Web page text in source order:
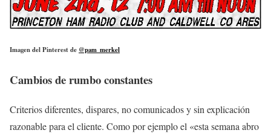
Imagen del Pinterest de @pam_merkel
Cambios de rumbo constantes
Criterios diferentes, dispares, no comunicados y sin explicación
razonable para el cliente. Como por ejemplo el «esta semana abro